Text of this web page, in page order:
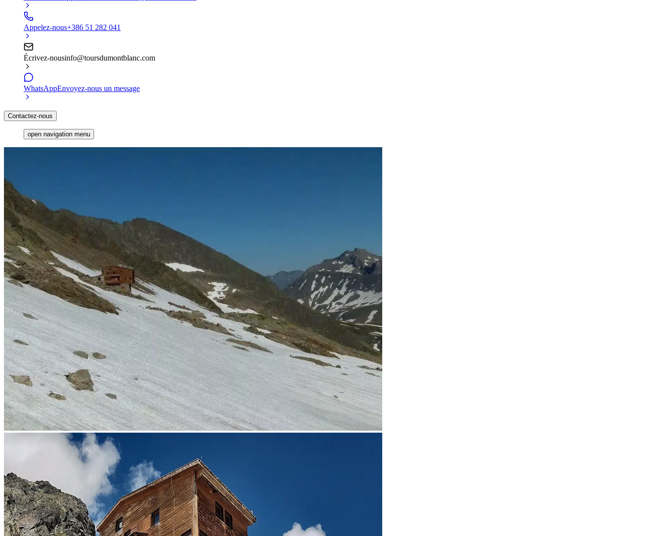
Appelez-nous+386 51 282 041
Écrivez-nousinfo@toursdumontblanc.com
WhatsAppEnvoyez-nous un message
Contactez-nous
open navigation menu